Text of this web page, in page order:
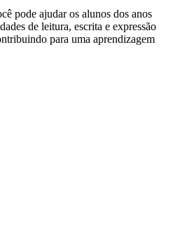
pode ajudar os alunos dos anos
de leitura, escrita e expressão
para uma aprendizagem